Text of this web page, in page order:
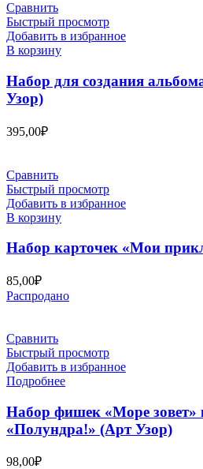
Сравнить
Быстрый просмотр
Добавить в избранное
В корзину
Набор для создания
Узор)
395,00₽
Сравнить
Быстрый просмотр
Добавить в избранное
В корзину
Набор карточек «Мои
85,00₽
Распродано
Сравнить
Быстрый просмотр
Добавить в избранное
Подробнее
Набор фишек «Море зовет»
«Полундра!» (Арт Узор)
98,00₽